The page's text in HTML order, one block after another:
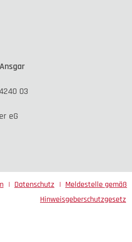
03
eG
Datenschutz
Meldestelle gemäß
Hinweisgeberschutzgesetz